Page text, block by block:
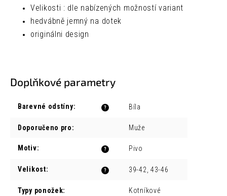
Velikosti : dle nabízených možností variant
hedvábně jemný na dotek
originálni design
Doplňkové parametry
?
Barevné odstíny: Bíla
Doporučeno pro: Muže
?
Motiv: Pivo
?
Velikost: 39-42, 43-46
Typy ponožek: Kotníkové